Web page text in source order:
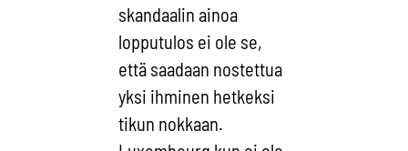
skandaalin ainoa
lopputulos ei ole se,
että saadaan nostettua
yksi ihminen hetkeksi
tikun nokkaan.